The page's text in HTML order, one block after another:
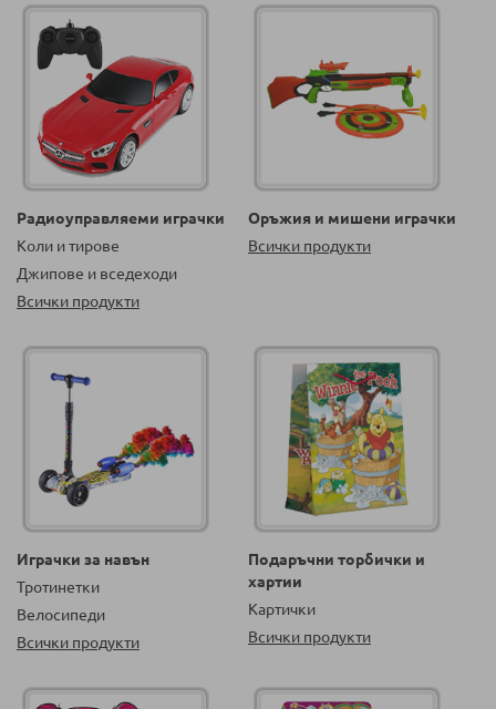
Радиоуправляеми играчки
Коли и тирове
Джипове и вседеходи
Всички продукти
Оръжия и мишени играчки
Всички продукти
Играчки за навън
Тротинетки
Велосипеди
Всички продукти
Подаръчни торбички и
хартии
Картички
Всички продукти